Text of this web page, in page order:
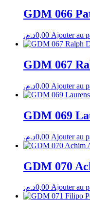
GDM 066
0,00د.م. Ajouter au
GDM 067
0,00د.م. Ajouter au
GDM 069
0,00د.م. Ajouter au
GDM 070
0,00د.م. Ajouter au